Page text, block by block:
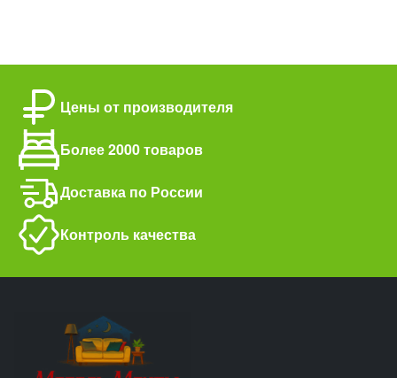
Цены от производителя
Более 2000 товаров
Доставка по России
Контроль качества